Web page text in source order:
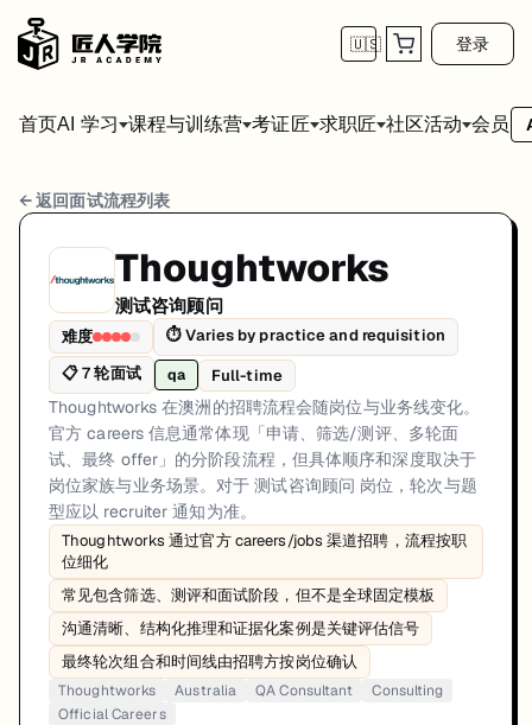
🇺🇸 登录
首页AI 学习 课程与训练营 考证匠 求职匠 社区活动 会员
Thoughtworks 测试咨询顾问 面试流程
岗位方向: qa
Thoughtworks 在澳洲的招聘流程会随岗位与业务线变化。官方
Thoughtworks的测试咨询顾问面试共7轮，以下是每轮面试的详细流程
第1轮 (Varies): 通过 Thoughtworks 官方 careers/jobs 渠道投
面试亮点: Thoughtworks uses official careers/jobs channels with
标签: Thoughtworks, Australia, QA Consultant, Consulting, Official
← 返回面试流程列表
Thoughtworks
测试咨询顾问
难度 ⏱Varies by practice and requisition
📋7轮面试 qa Full-time
Thoughtworks 在澳洲的招聘流程会随岗位与业务线变化。
官方 careers 信息通常体现「申请、筛选/测评、多轮面
试、最终 offer」的分阶段流程，但具体顺序和深度取决于
岗位家族与业务场景。对于 测试咨询顾问 岗位，轮次与题
型应以 recruiter 通知为准。
Thoughtworks 通过官方 careers/jobs 渠道招聘，流程按职
位细化
常见包含筛选、测评和面试阶段，但不是全球固定模板
沟通清晰、结构化推理和证据化案例是关键评估信号
最终轮次组合和时间线由招聘方按岗位确认
Thoughtworks Australia QA Consultant
Consulting
Official Careers